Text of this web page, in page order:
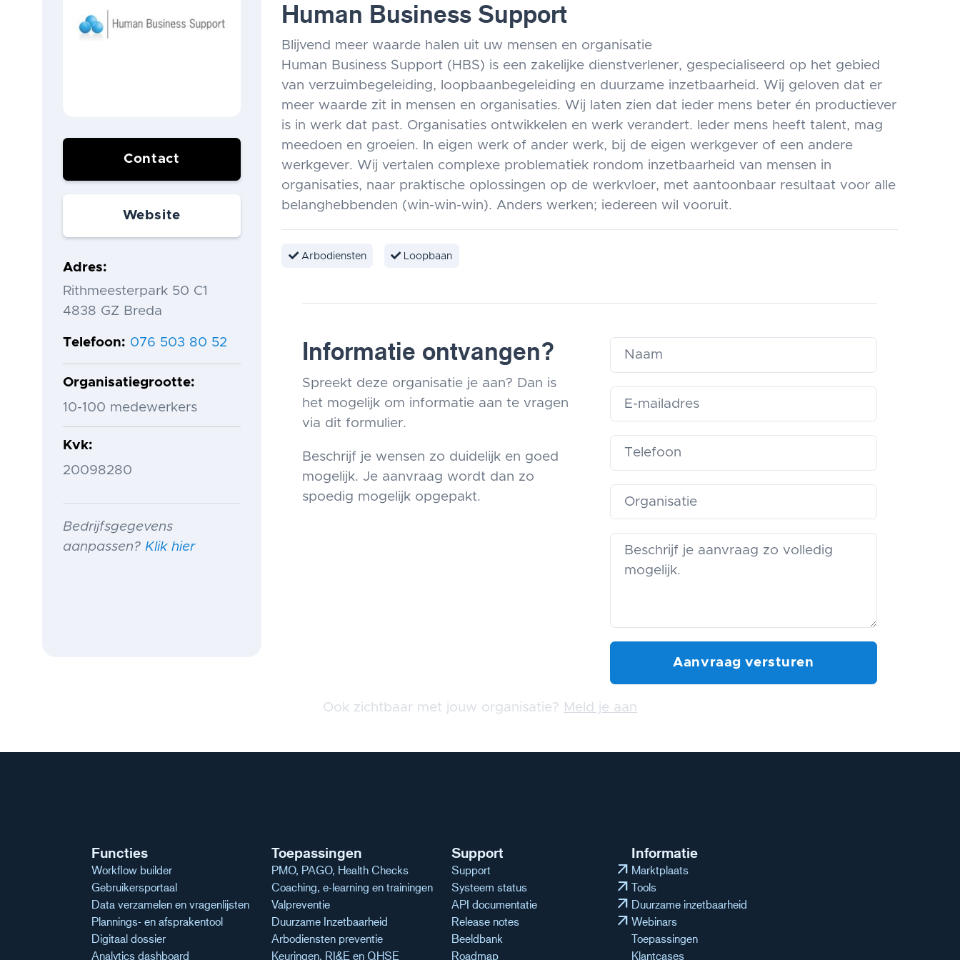
Contact
Website
Adres
Rithmeesterpark 50 C1
4838 GZ Breda
Telefoon 076 503 80 52
Organisatiegrootte
10-100 medewerkers
Kvk
20098280
Bedrijfsgegevens
aanpassen? Klik hier
Human Business Support
Blijvend meer waarde halen uit uw mensen en organisatie
Human Business Support (HBS) is een zakelijke dienstverlener, gespecialiseerd op het gebied
van verzuimbegeleiding, loopbaanbegeleiding en duurzame inzetbaarheid. Wij geloven dat er
meer waarde zit in mensen en organisaties. Wij laten zien dat ieder mens beter én productiever
is in werk dat past. Organisaties ontwikkelen en werk verandert. Ieder mens heeft talent, mag
meedoen en groeien. In eigen werk of ander werk, bij de eigen werkgever of een andere
werkgever. Wij vertalen complexe problematiek rondom inzetbaarheid van mensen in
organisaties, naar praktische oplossingen op de werkvloer, met aantoonbaar resultaat voor alle
belanghebbenden (win-win-win). Anders werken; iedereen wil vooruit.
Arbodiensten Loopbaan
Informatie ontvangen?
Spreekt deze organisatie je aan? Dan is
het mogelijk om informatie aan te vragen
via dit formulier.
Beschrijf je wensen zo duidelijk en goed
mogelijk. Je aanvraag wordt dan zo
spoedig mogelijk opgepakt.
Ook zichtbaar met jouw organisatie? Meld je aan
Functies
Workflow builder
Gebruikersportaal
Data verzamelen en vragenlijsten
Plannings- en afsprakentool
Digitaal dossier
Analytics dashboard
Toepassingen
PMO, PAGO, Health Checks
Coaching, e-learning en trainingen
Valpreventie
Duurzame Inzetbaarheid
Arbodiensten preventie
Keuringen, RI&E en QHSE
Support
Support arrow_outward
Systeem status arrow_outward
API documentatie arrow_outward
Release notes arrow_outward
Beeldbank
Roadmap
Informatie
Marktplaats
Tools
Duurzame inzetbaarheid
Webinars
Toepassingen
Klantcases